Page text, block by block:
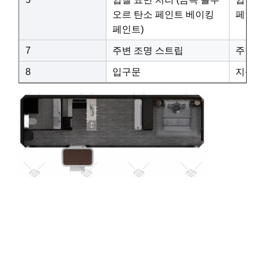
오르 탄소 페인트 베이킹
페인트)
페인
7 주변 조명 스트립 주변
8 입구문 지능